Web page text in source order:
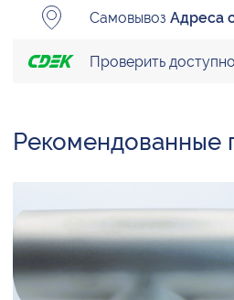
Самовывоз Адреса
Проверить
Рекомендованные